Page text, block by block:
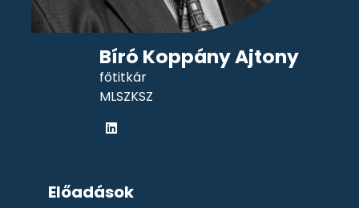
Bíró Koppány Ajtony
főtitkár
MLSZKSZ
Előadások